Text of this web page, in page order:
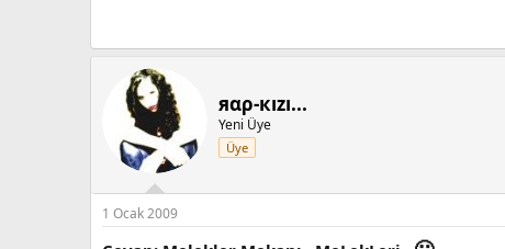
яαρ-кızı...
Yeni Üye
Üye
1 Ocak 2009